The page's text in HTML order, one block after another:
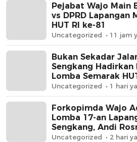
Pejabat Wajo Main
vs DPRD Lapangan
HUT RI ke-81
Uncategorized 11 jam
Bukan Sekadar
Sengkang
Lomba Semarak
Uncategorized 1 hari
Forkopimda Wajo
Lomba 17-an
Sengkang, Andi
Krupuk
Uncategorized 2 hari